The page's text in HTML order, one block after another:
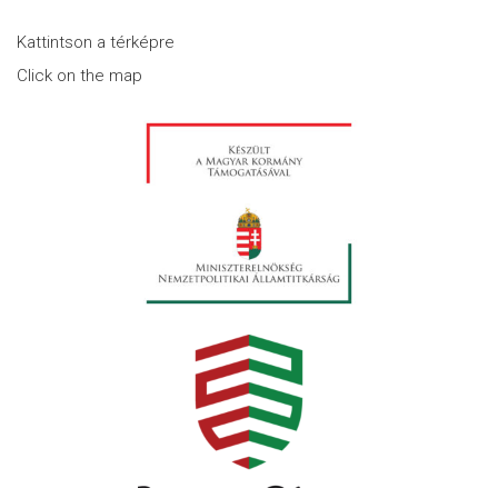
Kattintson a térképre
Click on the map